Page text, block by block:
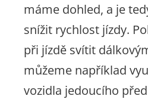
máme dohled, a je
snížit rychlost jízdy.
při jízdě svítit
můžeme například
vozidla jedoucího